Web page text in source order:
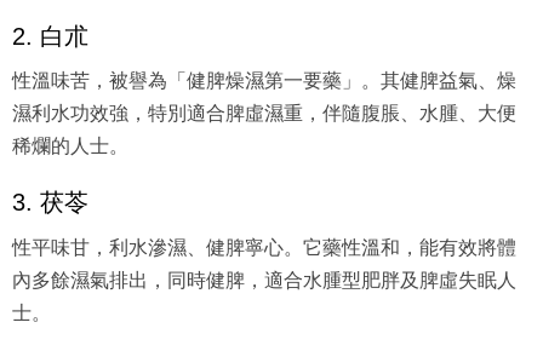
2. 白朮
性溫味苦，被譽為「健脾燥濕第一要藥」。其健脾益氣、燥
濕利水功效強，特別適合脾虛濕重，伴隨腹脹、水腫、大便
稀爛的人士。
3. 茯苓
性平味甘，利水滲濕、健脾寧心。它藥性溫和，能有效將體
內多餘濕氣排出，同時健脾，適合水腫型肥胖及脾虛失眠人
士。